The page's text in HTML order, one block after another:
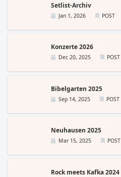
Setlist-Archiv
Jan 1, 2026 POST
Konzerte 2026
Dec 20, 2025 POST
Bibelgarten 2025
Sep 14, 2025 POST
Neuhausen 2025
Mar 15, 2025 POST
Rock meets Kafka 2024